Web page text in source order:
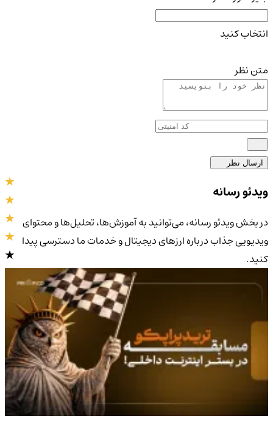
انتخاب کنید
متن نظر
ارسال نظر
4.9/5
ویدئو رسانه
در بخش ویدئو رسانه، می‌توانید به آموزش‌ها، تحلیل‌ها و محتوای
ویدیویی جذاب درباره ارزهای دیجیتال و خدمات ما دسترسی پیدا
کنید.